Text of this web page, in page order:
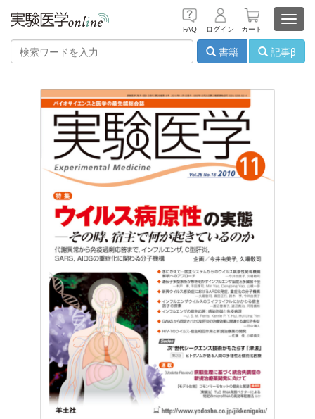
FAQ ログイン カート
書籍
記事β